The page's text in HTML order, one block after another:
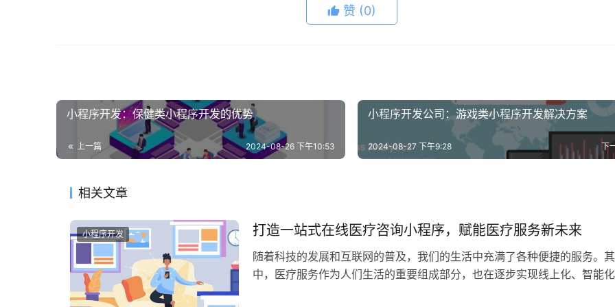
赞 (0)
小程序开发：保健类小程序开发的优势
上一篇 2024-08-26 下午10:53
小程序开发公司：游戏类小程序开发解决方案
下
2024-08-27 下午9:28
相关文章
小程序开发 打造一站式在线医疗咨询小程序，赋能医疗服务新未来
随着科技的发展和互联网的普及，我们的生活中充满了各种便捷的服务。其
中，医疗服务作为人们生活的重要组成部分，也在逐步实现线上化、智能